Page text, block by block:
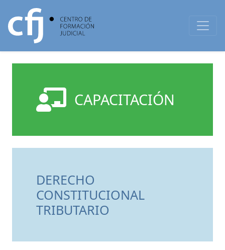
CAPACITACIÓN
DERECHO
CONSTITUCIONAL
TRIBUTARIO